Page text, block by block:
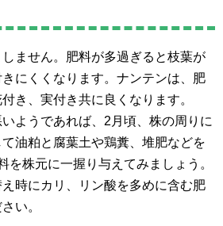
ません。肥料が多過ぎると枝葉が
にくくなります。ナンテンは、肥
き、実付き共に良くなります。
ようであれば、2月頃、株の周りに
油粕と腐葉土や鶏糞、堆肥などを
を株元に一握り与えてみましょう。
時にカリ、リン酸を多めに含む肥
い。